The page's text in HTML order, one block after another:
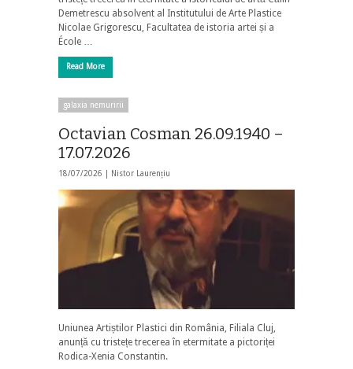
Demetrescu absolvent al Institutului de Arte Plastice
Nicolae Grigorescu, Facultatea de istoria artei și a
École …
Read More
galaxia nemuririi
Octavian Cosman 26.09.1940 –
17.07.2026
18/07/2026 | Nistor Laurențiu
Uniunea Artiștilor Plastici din România, Filiala Cluj,
anunță cu tristețe trecerea în etermitate a pictoriței
Rodica-Xenia Constantin.